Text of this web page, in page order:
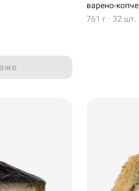
варено-
761 г · 32 шт.